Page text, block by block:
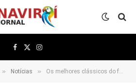
Facebook
X
(Twitter)
Instagram
» Notícias » Os melhores clássicos do futebol: reviva as emoções e dramas das maiores rivalidades, com Alan Landecker